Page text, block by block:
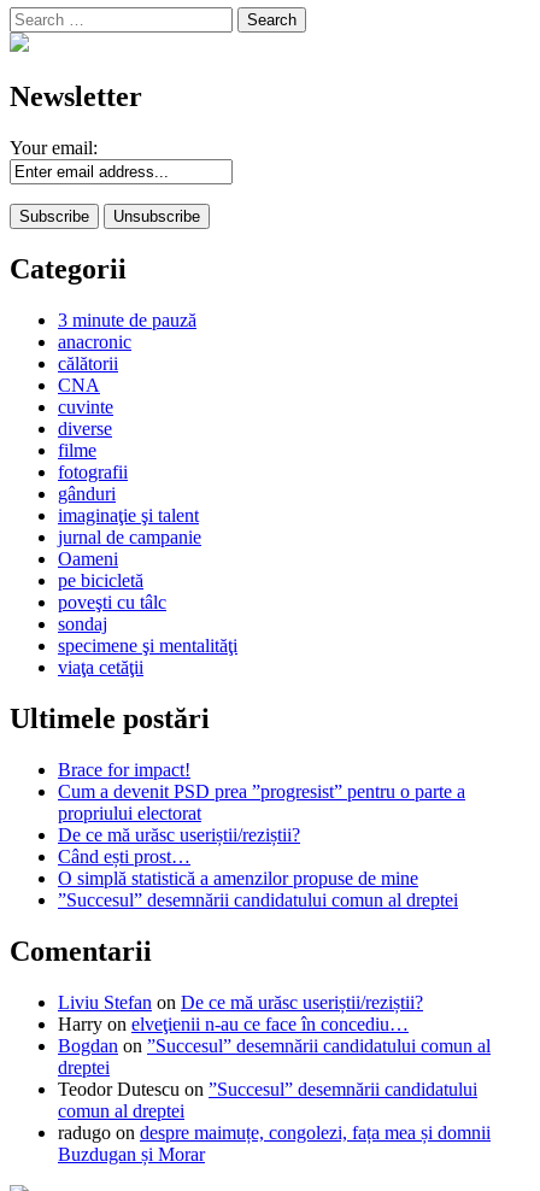
Search
for:
Newsletter
Your email:
Categorii
3 minute de pauză
anacronic
călătorii
CNA
cuvinte
diverse
filme
fotografii
gânduri
imaginaţie şi talent
jurnal de campanie
Oameni
pe bicicletă
poveşti cu tâlc
sondaj
specimene şi mentalităţi
viaţa cetăţii
Ultimele postări
Brace for impact!
Cum a devenit PSD prea ”progresist” pentru o parte a
propriului electorat
De ce mă urăsc useriștii/reziștii?
Când ești prost…
O simplă statistică a amenzilor propuse de mine
”Succesul” desemnării candidatului comun al dreptei
Comentarii
Liviu Stefan on De ce mă urăsc useriștii/reziștii?
Harry on elveţienii n-au ce face în concediu…
Bogdan on ”Succesul” desemnării candidatului comun al
dreptei
Teodor Dutescu on ”Succesul” desemnării candidatului
comun al dreptei
radugo on despre maimuțe, congolezi, fața mea și domnii
Buzdugan și Morar